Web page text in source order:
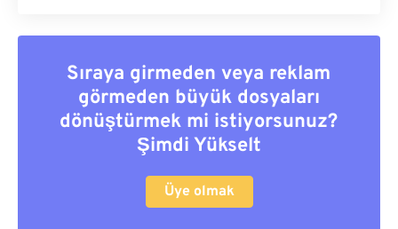
Sıraya girmeden veya reklam
görmeden büyük dosyaları
dönüştürmek mi istiyorsunuz?
Şimdi Yükselt
Üye olmak